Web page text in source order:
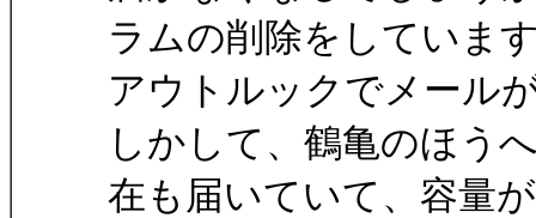
ラムの削除をしていま
アウトルックでメール
しかして、鶴亀のほう
在も届いていて、容量